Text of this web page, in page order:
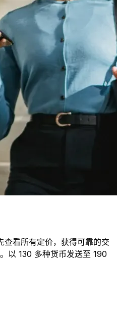
看所有定价，获得可靠的交
以 130 多种货币发送至 190